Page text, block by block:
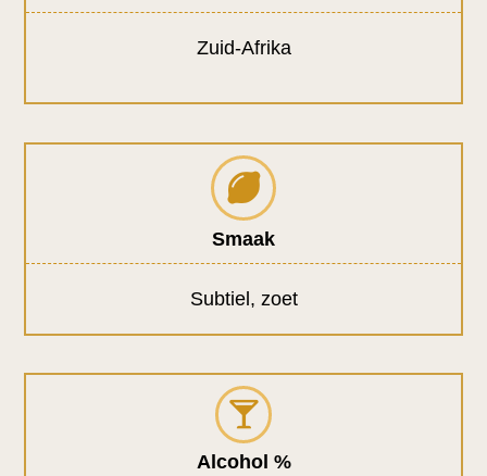
Zuid-Afrika
Smaak
Subtiel, zoet
Alcohol %